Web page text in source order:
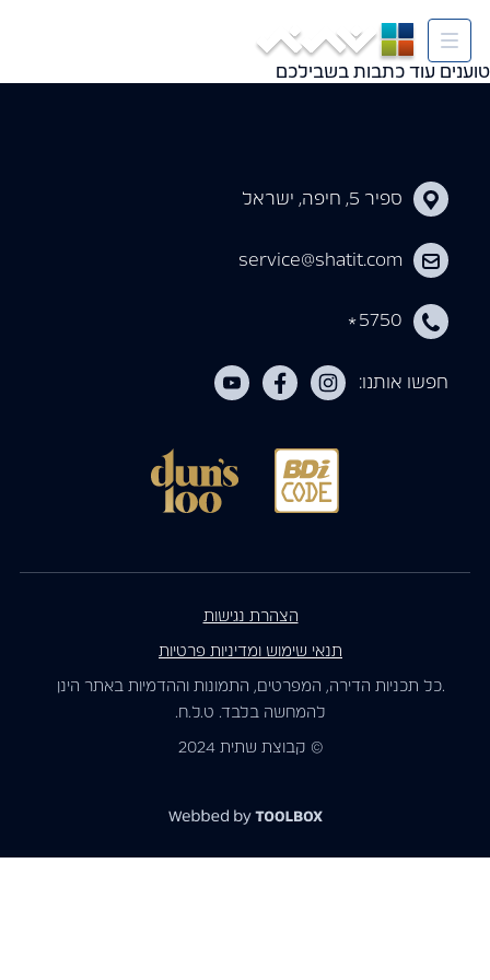
Tag: חדשות קרית אתא
טוענים עוד כתבות בשבילכם
ספיר 5, חיפה, ישראל
5750
*
service@shatit.com
חפשו אותנו:
© קבוצת שתית 2024
.כל תכניות הדירה, המפרטים, התמונות וההדמיות באתר הינן
להמחשה בלבד. ט.ל.ח.
תנאי שימוש ומדיניות פרטיות
הצהרת נגישות